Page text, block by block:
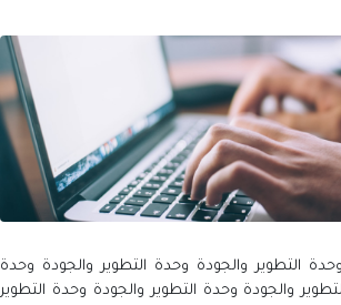
التطوير والجودة وحدة التطوير والجودة وحدة
والجودة وحدة التطوير والجودة وحدة التطوير